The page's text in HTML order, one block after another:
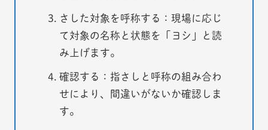
さした対象を呼称する：現場に応じ
て対象の名称と状態を「ヨシ」と読
み上げます。
確認する：指さしと呼称の組み合わ
せにより、間違いがないか確認しま
す。